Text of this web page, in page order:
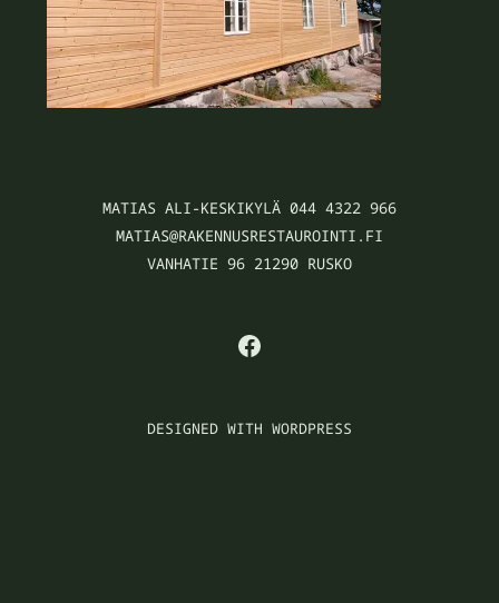
MATIAS ALI-KESKIKYLÄ 044 4322 966
MATIAS@RAKENNUSRESTAUROINTI.FI
VANHATIE 96 21290 RUSKO
FACEBOOK
DESIGNED WITH WORDPRESS